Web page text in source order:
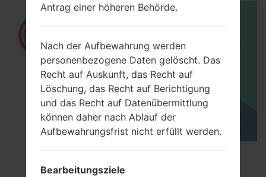
Antrag einer höheren Behörde.
Nach der Aufbewahrung werden
personenbezogene Daten gelöscht. Das
Recht auf Auskunft, das Recht auf
Löschung, das Recht auf Berichtigung
und das Recht auf Datenübermittlung
können daher nach Ablauf der
Aufbewahrungsfrist nicht erfüllt werden.
Bearbeitungsziele